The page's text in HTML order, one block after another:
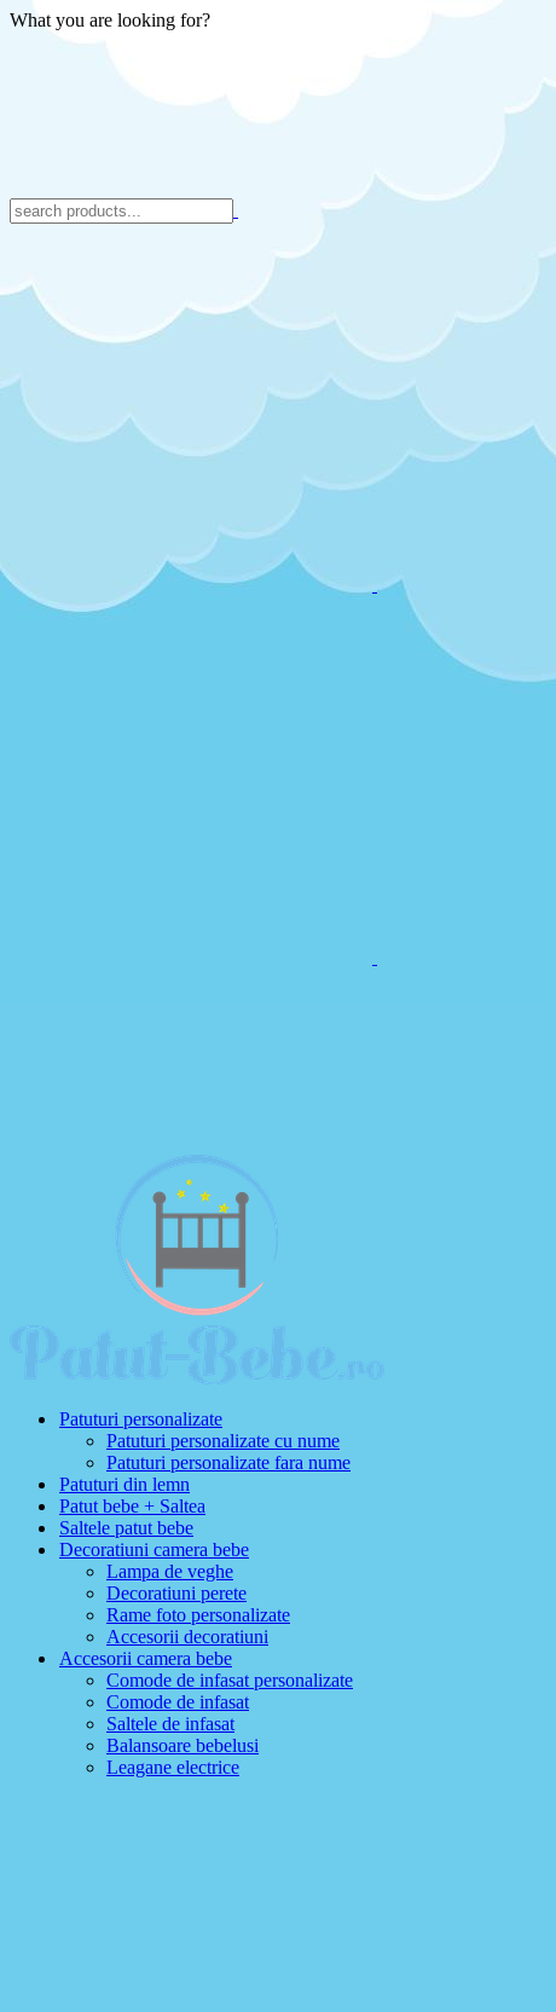
What you are looking for?
Patuturi personalizate
Patuturi personalizate cu nume
Patuturi personalizate fara nume
Patuturi din lemn
Patut bebe + Saltea
Saltele patut bebe
Decoratiuni camera bebe
Lampa de veghe
Decoratiuni perete
Rame foto personalizate
Accesorii decoratiuni
Accesorii camera bebe
Comode de infasat personalizate
Comode de infasat
Saltele de infasat
Balansoare bebelusi
Leagane electrice